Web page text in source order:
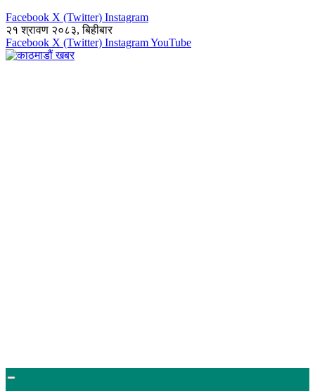
Facebook X (Twitter) Instagram
२१ श्रावण २०८३, बिहीबार
Facebook X (Twitter) InstagramYouTube